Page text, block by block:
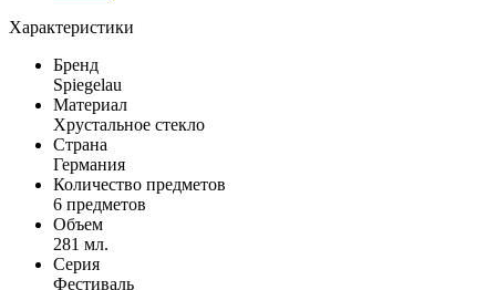
Характеристики
Бренд
Spiegelau
Материал
Хрустальное стекло
Страна
Германия
Количество предметов
6 предметов
Объем
281 мл.
Серия
Фестиваль